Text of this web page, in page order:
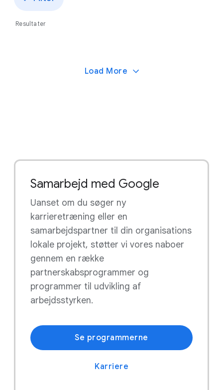
Resultater
Load More
Samarbejd med Google
Uanset om du søger ny
karrieretræning eller en
samarbejdspartner til din organisations
lokale projekt, støtter vi vores naboer
gennem en række
partnerskabsprogrammer og
programmer til udvikling af
arbejdsstyrken.
Se programmerne
Karriere